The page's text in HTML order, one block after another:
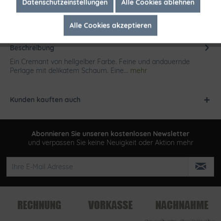
Beschreibung
Ein Cremant von hellgelber Farbe. Feine und andauernde
Perlage mit delikatem Schaum. Eine... mehr
Kunden kauften auch
Abonnieren Sie unseren kostenlosen Newsletter
und verpassen Sie keine Neuigkeit oder Aktion mehr
Datenschutzeinstellungen Alle Cookies ablehnen
Alle Cookies akzeptieren